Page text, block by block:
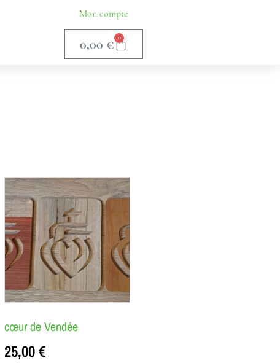
Mon compte
0,00 € 0
cœur de Vendée
25,00€